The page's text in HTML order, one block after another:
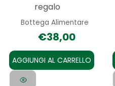
regalo
Bottega Alimentare
€38,00
AGGIUNGI AL CARRELLO